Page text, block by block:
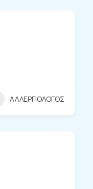
ΑΛΛΕΡΓΙΟΛΟΓΟΣ